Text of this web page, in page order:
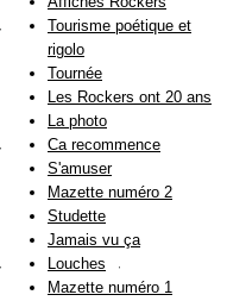
Tourisme poétique et
rigolo
Tournée
Les Rockers ont 20 ans
La photo
Ca recommence
S'amuser
Mazette numéro 2
Studette
Jamais vu ça
Louches
Mazette numéro 1